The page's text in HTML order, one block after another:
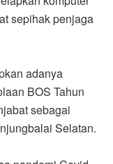
sepihak penjaga
adanya
BOS Tahun
sebagai
Selatan.